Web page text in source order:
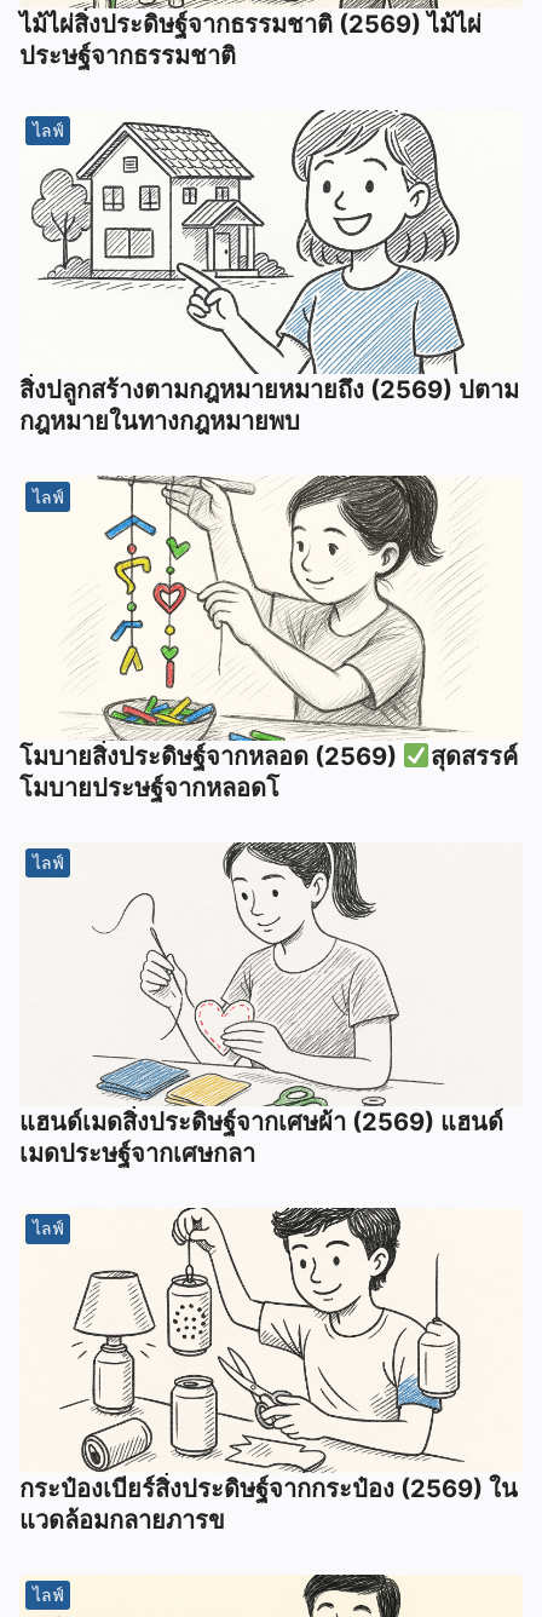
ไม้ไผ่สิ่งประดิษฐ์จากธรรมชาติ (2569) ไม้ไผ่
ประษฐ์จากธรรมชาติ
ไลฟ์
สิ่งปลูกสร้างตามกฎหมายหมายถึง (2569) ปตาม
กฎหมายในทางกฎหมายพบ
ไลฟ์
โมบายสิ่งประดิษฐ์จากหลอด (2569)
สุดสรรค์
โมบายประษฐ์จากหลอดโ
ไลฟ์
แฮนด์เมดสิ่งประดิษฐ์จากเศษผ้า (2569) แฮนด์
เมดประษฐ์จากเศษกลา
ไลฟ์
กระป๋องเบียร์สิ่งประดิษฐ์จากกระป๋อง (2569) ใน
แวดล้อมกลายภารข
ไลฟ์